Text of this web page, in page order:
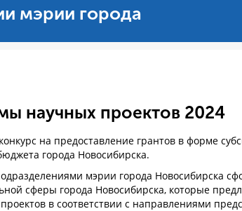
мэрии города
научных проектов 2024
на предоставление грантов в форме
города Новосибирска.
мэрии города Новосибирска
сферы города Новосибирска, которые
в соответствии с направлениями